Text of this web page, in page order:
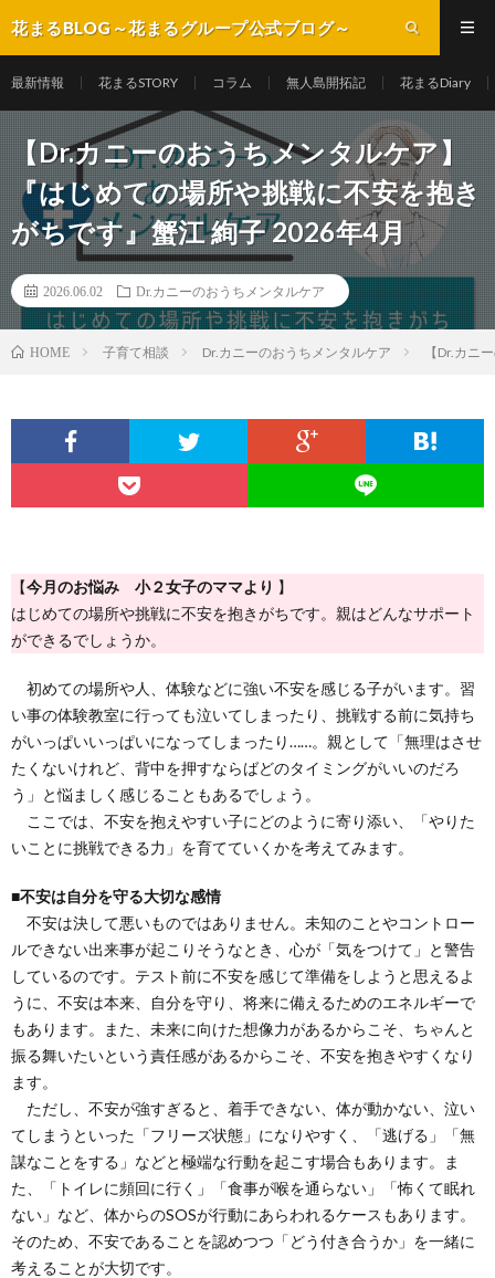
花まるBLOG～花まるグループ公式ブログ～
最新情報 花まるSTORY コラム 無人島開拓記 花まるDiary
【Dr.カニーのおうちメンタルケア】
『はじめての場所や挑戦に不安を抱き
がちです』蟹江 絢子 2026年4月
2026.06.02 Dr.カニーのおうちメンタルケア
HOME 子育て相談 Dr.カニーのおうちメンタルケア 【Dr.カニ
【今月のお悩み 小２女子のママより 】
はじめての場所や挑戦に不安を抱きがちです。親はどんなサポート
ができるでしょうか。
初めての場所や人、体験などに強い不安を感じる子がいます。習
い事の体験教室に行っても泣いてしまったり、挑戦する前に気持ち
がいっぱいいっぱいになってしまったり……。親として「無理はさせ
たくないけれど、背中を押すならばどのタイミングがいいのだろ
う」と悩ましく感じることもあるでしょう。
ここでは、不安を抱えやすい子にどのように寄り添い、「やりた
いことに挑戦できる力」を育てていくかを考えてみます。
■不安は自分を守る大切な感情
不安は決して悪いものではありません。未知のことやコントロー
ルできない出来事が起こりそうなとき、心が「気をつけて」と警告
しているのです。テスト前に不安を感じて準備をしようと思えるよ
うに、不安は本来、自分を守り、将来に備えるためのエネルギーで
もあります。また、未来に向けた想像力があるからこそ、ちゃんと
振る舞いたいという責任感があるからこそ、不安を抱きやすくなり
ます。
ただし、不安が強すぎると、着手できない、体が動かない、泣い
てしまうといった「フリーズ状態」になりやすく、「逃げる」「無
謀なことをする」などと極端な行動を起こす場合もあります。ま
た、「トイレに頻回に行く」「食事が喉を通らない」「怖くて眠れ
ない」など、体からのSOSが行動にあらわれるケースもあります。
そのため、不安であることを認めつつ「どう付き合うか」を一緒に
考えることが大切です。